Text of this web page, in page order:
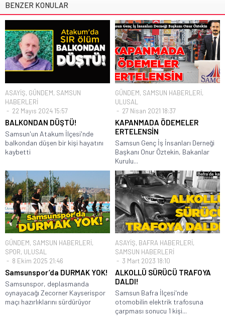
BENZER KONULAR
ASAYİŞ, GÜNDEM, SAMSUN
HABERLERİ
22 Mayıs 2024 15:57
BALKONDAN DÜŞTÜ!
Samsun'un Atakum İlçesi'nde
balkondan düşen bir kişi hayatını
kaybetti
GÜNDEM, SAMSUN HABERLERİ,
ULUSAL
27 Nisan 2021 18:37
KAPANMADA ÖDEMELER
ERTELENSİN
Samsun Genç İş İnsanları Derneği
Başkanı Onur Öztekin, Bakanlar
Kurulu...
GÜNDEM, SAMSUN HABERLERİ,
SPOR, ULUSAL
8 Ekim 2025 21:46
Samsunspor’da DURMAK YOK!
Samsunspor, deplasmanda
oynayacağı Zecorner Kayserispor
maçı hazırlıklarını sürdürüyor
ASAYİŞ, BAFRA HABERLERİ,
SAMSUN HABERLERİ
3 Mart 2023 18:10
ALKOLLÜ SÜRÜCÜ TRAFOYA
DALDI!
Samsun Bafra İlçesi'nde
otomobilin elektrik trafosuna
çarpması sonucu 1 kişi...